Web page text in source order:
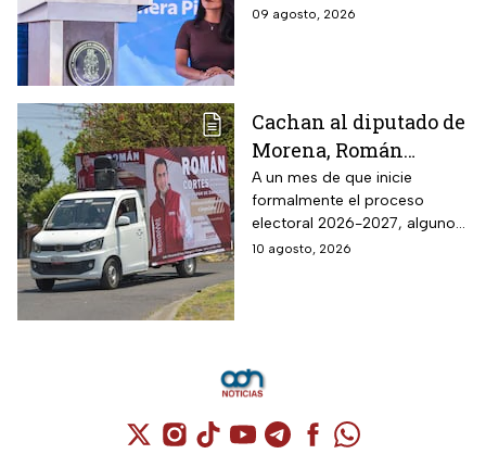
de Gobierno
09 agosto, 2026
Cachan al diputado de
Morena, Román
Cortés, entregando
periódico y dotación
de huevos: ¿Es un acto
anticipado de
A un mes de que inicie
formalmente el proceso
electoral 2026-2027, algunos
políticos ya buscan ser
10 agosto, 2026
Cuenta de X / Twitter (se abre en una
Cuenta de Instagram (se abre en una
Cuenta de TikTok (se abre en
Cuenta de YouTube (se abre
Cuenta de Telegram (se
Cuenta de
Cuenta de